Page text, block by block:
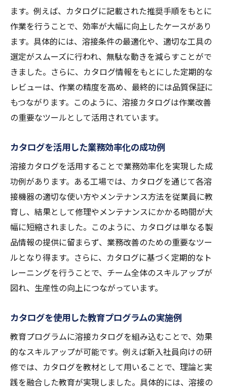
ます。例えば、カタログに記載された推奨手順をもとに
作業を行うことで、効率が大幅に向上したケースがあり
ます。具体的には、溶接条件の最適化や、適切な工具の
選定がスムーズに行われ、無駄な動きを減らすことがで
きました。さらに、カタログ情報をもとにした定期的な
レビューは、作業の精度を高め、最終的には品質保証に
もつながります。このように、溶接カタログは作業改善
の重要なツールとして活用されています。
カタログを活用した業務効率化の成功例
溶接カタログを活用することで業務効率化を実現した成
功例があります。ある工場では、カタログを通じて各溶
接機器の適切な使い方やメンテナンス方法を従業員に教
育し、結果として修理やメンテナンスにかかる時間が大
幅に短縮されました。このように、カタログは単なる製
品情報の提供に留まらず、業務改善のための重要なツー
ルとなり得ます。さらに、カタログに基づく定期的なト
レーニングを行うことで、チーム全体のスキルアップが
図れ、生産性の向上につながっています。
カタログを使用した教育プログラムの実施例
教育プログラムに溶接カタログを組み込むことで、効果
的なスキルアップが可能です。例えば新入社員向けの研
修では、カタログを教材として用いることで、理論と実
践を融合した教育が実現しました。具体的には、溶接の